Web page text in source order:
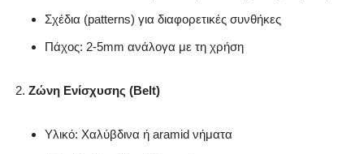
Σχέδια (patterns) για διαφορετικές συνθήκες
Πάχος: 2-5mm ανάλογα με τη χρήση
Ζώνη Ενίσχυσης (Belt)
Υλικό: Χαλύβδινα ή aramid νήματα